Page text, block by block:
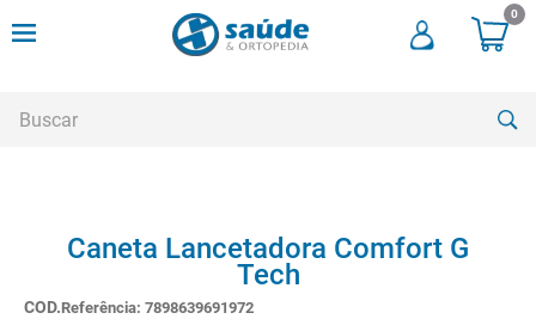
0
Caneta Lancetadora Comfort G
Tech
Referência: 7898639691972
cadeira rodas